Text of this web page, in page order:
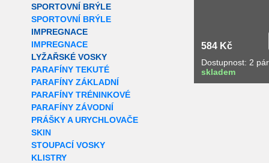
SPORTOVNÍ BRÝLE
SPORTOVNÍ BRÝLE
IMPREGNACE
IMPREGNACE
LYŽAŘSKÉ VOSKY
PARAFÍNY TEKUTÉ
PARAFÍNY ZÁKLADNÍ
PARAFÍNY TRÉNINKOVÉ
PARAFÍNY ZÁVODNÍ
PRÁŠKY A URYCHLOVAČE
SKIN
STOUPACÍ VOSKY
KLISTRY
584 Kč
Dostupnost: 2
skladem